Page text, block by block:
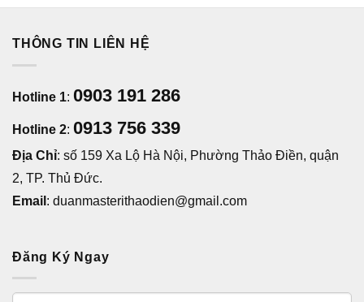
THÔNG TIN LIÊN HỆ
Hotline 1: 0903 191 286
Hotline 2: 0913 756 339
Địa Chỉ: số 159 Xa Lộ Hà Nội, Phường Thảo Điền, quận
2, TP. Thủ Đức.
Email : duanmasterithaodien@gmail.com
Đăng Ký Ngay